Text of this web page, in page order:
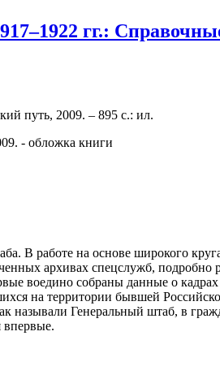
гг.:
путь, 2009. – 895 с.: ил.
В работе на основе широкого
архивах спецслужб, подробно
воедино собраны данные о
на территории бывшей
называли Генеральный штаб, в
впервые.